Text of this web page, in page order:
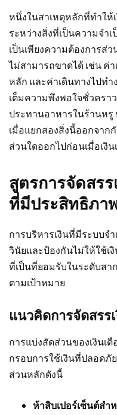
หนึ่งในสาเหตุหลักที่ทำใ
ระหว่างสิ่งที่เป็นความจำ
เป็นเพียงความต้องการส่
ไม่สามารถขาดได้ เช่น ค่
หลัก และค่าเดินทางไปท
เต็มความพึงพอใจชั่วครา
ประทานอาหารในร้านห
เมื่อแยกสองสิ่งนี้ออกจาก
ส่วนใดออกไปก่อนเมื่อเงิน
สูตรการจัดสร
ที่มีประสิทธิภา
การบริหารเงินที่มีระบบจ
วินัยและป้องกันไม่ให้ใช้เ
ที่เป็นที่ยอมรับในระดับสา
ตามเป้าหมาย
แนวคิดการจัดสร
การแบ่งสัดส่วนของเงินเ
กรอบการใช้เงินที่ปลอดภั
ส่วนหลักดังนี้
ห้าสิบเปอร์เซ็นต์สำ